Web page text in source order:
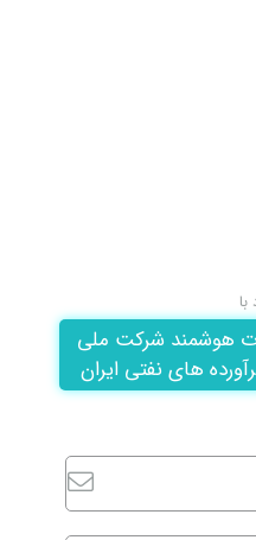
هوشمند شرکت ملی
های نفتی ایران